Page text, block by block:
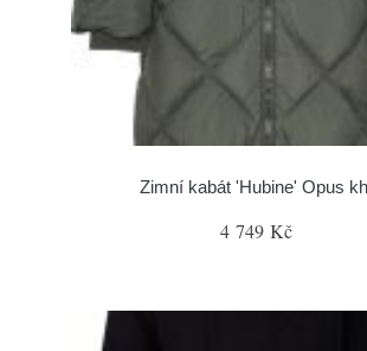
Zimní kabát 'Hubine' Opus
4 749 Kč